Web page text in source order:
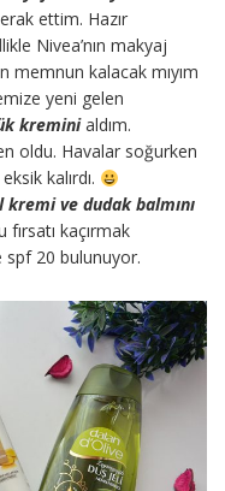
ettim. Hazır
Nivea’nın makyaj
kalacak mıyım
yeni gelen
kremini aldım.
oldu. Havalar soğurken
kalırdı.
ve dudak balmını
kaçırmak
spf 20 bulunuyor.